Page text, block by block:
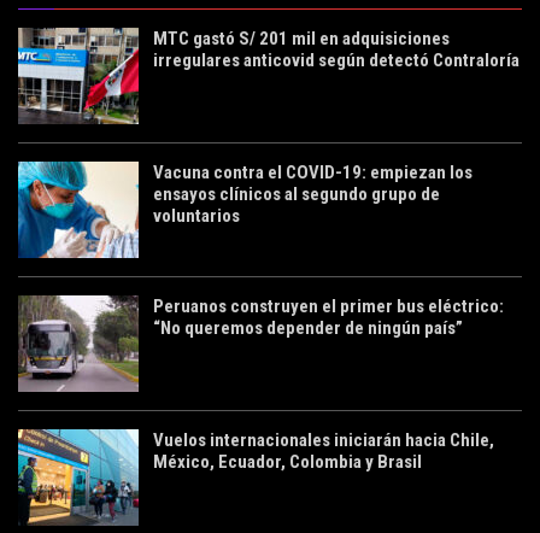
MTC gastó S/ 201 mil en adquisiciones
irregulares anticovid según detectó Contraloría
Vacuna contra el COVID-19: empiezan los
ensayos clínicos al segundo grupo de
voluntarios
Peruanos construyen el primer bus eléctrico:
“No queremos depender de ningún país”
Vuelos internacionales iniciarán hacia Chile,
México, Ecuador, Colombia y Brasil